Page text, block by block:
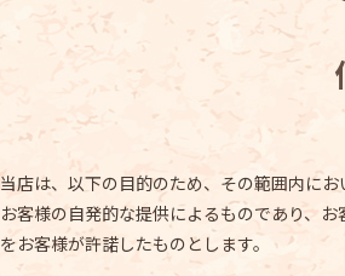
当店は、以下の目的のため、その範囲内に
お客様の自発的な提供によるものであり、
をお客様が許諾したものとします。